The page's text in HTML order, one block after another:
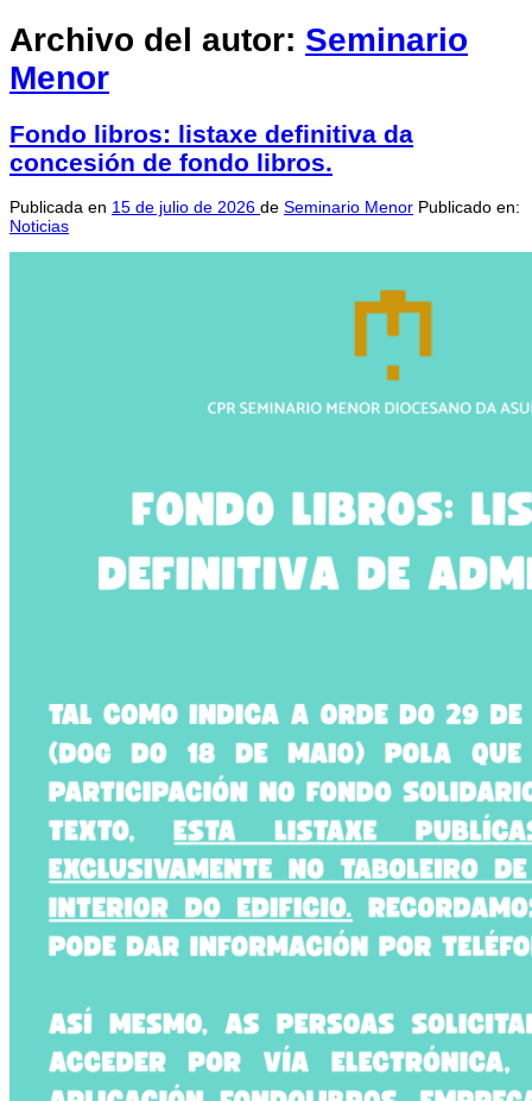
Archivo del autor: Seminario
Menor
Fondo libros: listaxe definitiva da
concesión de fondo libros.
Publicada en 15 de julio de 2026 de Seminario Menor Publicado en:
Noticias